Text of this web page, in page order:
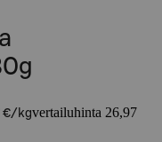
€/kgvertailuhinta 26,97